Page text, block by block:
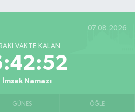
07.08.2026
VAKTE KALAN
İmsak Namazı
GÜNEŞ ÖĞLE